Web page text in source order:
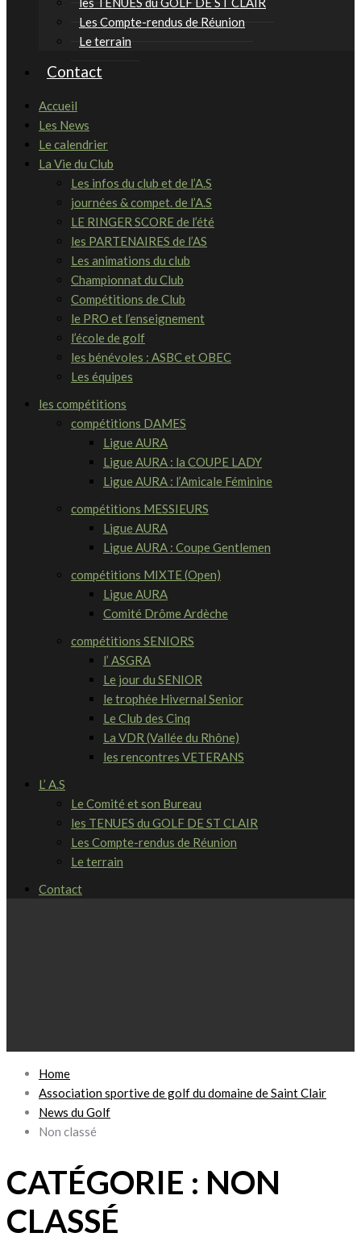
Les Compte-rendus de Réunion
Le terrain
Contact
Accueil
Les News
Le calendrier
La Vie du Club
Les infos du club et de l’A.S
journées & compet. de l’A.S
LE RINGER SCORE de l’été
les PARTENAIRES de l’AS
Les animations du club
Championnat du Club
Compétitions de Club
le PRO et l’enseignement
l’école de golf
les bénévoles : ASBC et OBEC
Les équipes
les compétitions
compétitions DAMES
Ligue AURA
Ligue AURA : la COUPE LADY
Ligue AURA : l’Amicale Féminine
compétitions MESSIEURS
Ligue AURA
Ligue AURA : Coupe Gentlemen
compétitions MIXTE (Open)
Ligue AURA
Comité Drôme Ardèche
compétitions SENIORS
l’ ASGRA
Le jour du SENIOR
le trophée Hivernal Senior
Le Club des Cinq
La VDR (Vallée du Rhône)
les rencontres VETERANS
L’ A.S
Le Comité et son Bureau
les TENUES du GOLF DE ST CLAIR
Les Compte-rendus de Réunion
Le terrain
Contact
Home
Association sportive de golf du domaine de Saint Clair
News du Golf
Non classé
CATÉGORIE : NON
CLASSÉ